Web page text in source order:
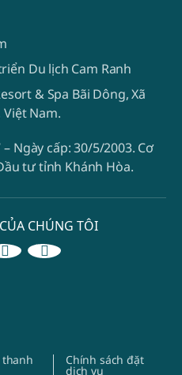
CHÚNG TÔI
thanh Chính sách đặt
dịch vụ
Du lịch Cam Ranh
& Spa Bãi Dông, Xã
Nam.
Ngày cấp: 30/5/2003. Cơ
tư tỉnh Khánh Hòa.